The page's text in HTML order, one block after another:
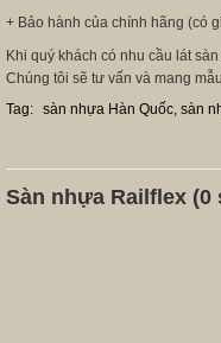
+ Bảo hành của chính hãng (có
Khi quý khách có nhu cầu lát
Chúng tôi sẽ tư vấn và mang
Tag: sàn nhựa Hàn Quốc, sàn
Sàn nhựa Railflex (0